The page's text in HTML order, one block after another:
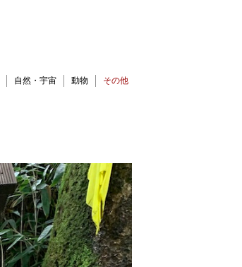
自然・宇宙 動物 その他